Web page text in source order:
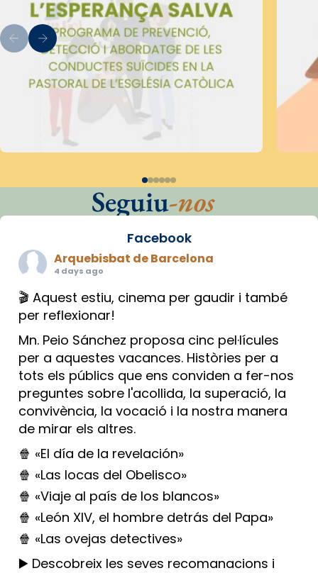
Seguiu-nos
Facebook
Arquebisbat de Barcelona
4 days ago
🎬 Aquest estiu, cinema per gaudir i també
per reflexionar!
Mn. Peio Sánchez proposa cinc pel·lícules
per a aquestes vacances. Històries per a
tots els públics que ens conviden a fer-nos
preguntes sobre l'acollida, la superació, la
convivència, la vocació i la nostra manera
de mirar els altres.
🍿 «El día de la revelación»
🍿 «Las locas del Obelisco»
🍿 «Viaje al país de los blancos»
🍿 «León XIV, el hombre detrás del Papa»
🍿 «Las ovejas detectives»
▶️ Descobreix les seves recomanacions i